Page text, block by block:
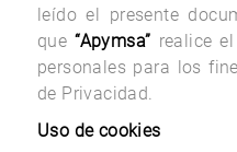
leído el presente
que“Apymsa” realice
personales para los
de Privacidad.
Uso de cookies